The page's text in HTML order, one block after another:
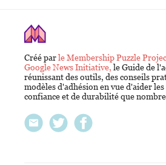
Créé parle Membership Puzzle
Google News Initiative, le Guide de
réunissant des outils, des conseils
modèles d'adhésion en vue d'aider
confiance et de durabilité que